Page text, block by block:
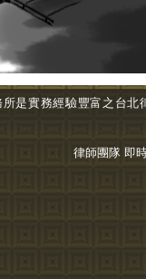
是實務經驗豐富之台北
有 律師團隊 即